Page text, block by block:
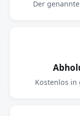
Der
Kostenlos in